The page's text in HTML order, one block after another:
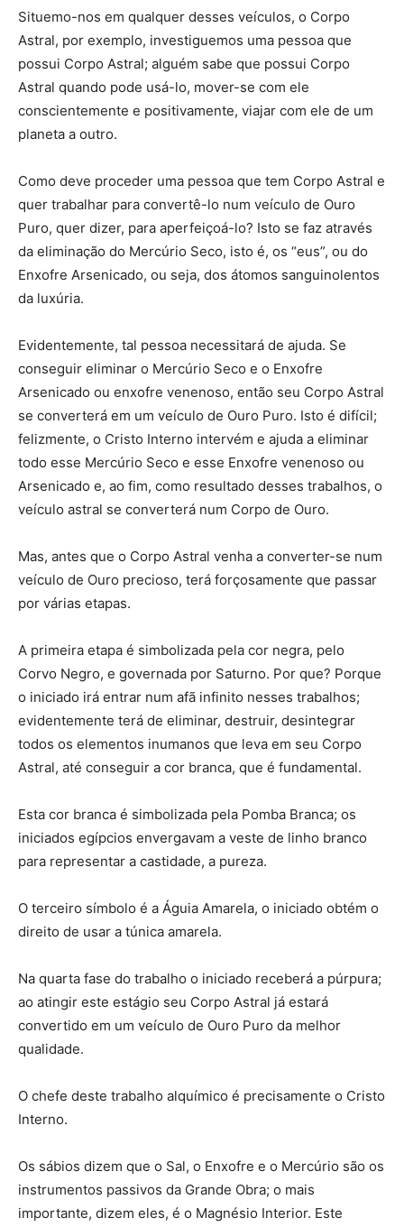
Situemo-nos em qualquer desses veículos, o Corpo
Astral, por exemplo, investiguemos uma pessoa que
possui Corpo Astral; alguém sabe que possui Corpo
Astral quando pode usá-lo, mover-se com ele
conscientemente e positivamente, viajar com ele de um
planeta a outro.
Como deve proceder uma pessoa que tem Corpo Astral e
quer trabalhar para convertê-lo num veículo de Ouro
Puro, quer dizer, para aperfeiçoá-lo? Isto se faz através
da eliminação do Mercúrio Seco, isto é, os “eus”, ou do
Enxofre Arsenicado, ou seja, dos átomos sanguinolentos
da luxúria.
Evidentemente, tal pessoa necessitará de ajuda. Se
conseguir eliminar o Mercúrio Seco e o Enxofre
Arsenicado ou enxofre venenoso, então seu Corpo Astral
se converterá em um veículo de Ouro Puro. Isto é difícil;
felizmente, o Cristo Interno intervém e ajuda a eliminar
todo esse Mercúrio Seco e esse Enxofre venenoso ou
Arsenicado e, ao fim, como resultado desses trabalhos, o
veículo astral se converterá num Corpo de Ouro.
Mas, antes que o Corpo Astral venha a converter-se num
veículo de Ouro precioso, terá forçosamente que passar
por várias etapas.
A primeira etapa é simbolizada pela cor negra, pelo
Corvo Negro, e governada por Saturno. Por que? Porque
o iniciado irá entrar num afã infinito nesses trabalhos;
evidentemente terá de eliminar, destruir, desintegrar
todos os elementos inumanos que leva em seu Corpo
Astral, até conseguir a cor branca, que é fundamental.
Esta cor branca é simbolizada pela Pomba Branca; os
iniciados egípcios envergavam a veste de linho branco
para representar a castidade, a pureza.
O terceiro símbolo é a Águia Amarela, o iniciado obtém o
direito de usar a túnica amarela.
Na quarta fase do trabalho o iniciado receberá a púrpura;
ao atingir este estágio seu Corpo Astral já estará
convertido em um veículo de Ouro Puro da melhor
qualidade.
O chefe deste trabalho alquímico é precisamente o Cristo
Interno.
Os sábios dizem que o Sal, o Enxofre e o Mercúrio são os
instrumentos passivos da Grande Obra; o mais
importante, dizem eles, é o Magnésio Interior. Este